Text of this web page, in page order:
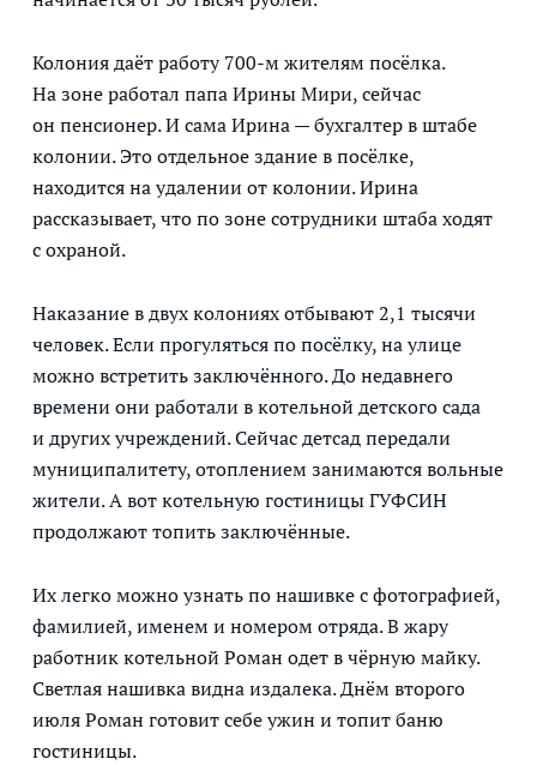
Колония даёт работу 700-м жителям посёлка.
На зоне работал папа Ирины Мири, сейчас
он пенсионер. И сама Ирина — бухгалтер в штабе
колонии. Это отдельное здание в посёлке,
находится на удалении от колонии. Ирина
рассказывает, что по зоне сотрудники штаба ходят
с охраной.
Наказание в двух колониях отбывают 2,1 тысячи
человек. Если прогуляться по посёлку, на улице
можно встретить заключённого. До недавнего
времени они работали в котельной детского сада
и других учреждений. Сейчас детсад передали
муниципалитету, отоплением занимаются вольные
жители. А вот котельную гостиницы ГУФСИН
продолжают топить заключённые.
Их легко можно узнать по нашивке с фотографией,
фамилией, именем и номером отряда. В жару
работник котельной Роман одет в чёрную майку.
Светлая нашивка видна издалека. Днём второго
июля Роман готовит себе ужин и топит баню
гостиницы.